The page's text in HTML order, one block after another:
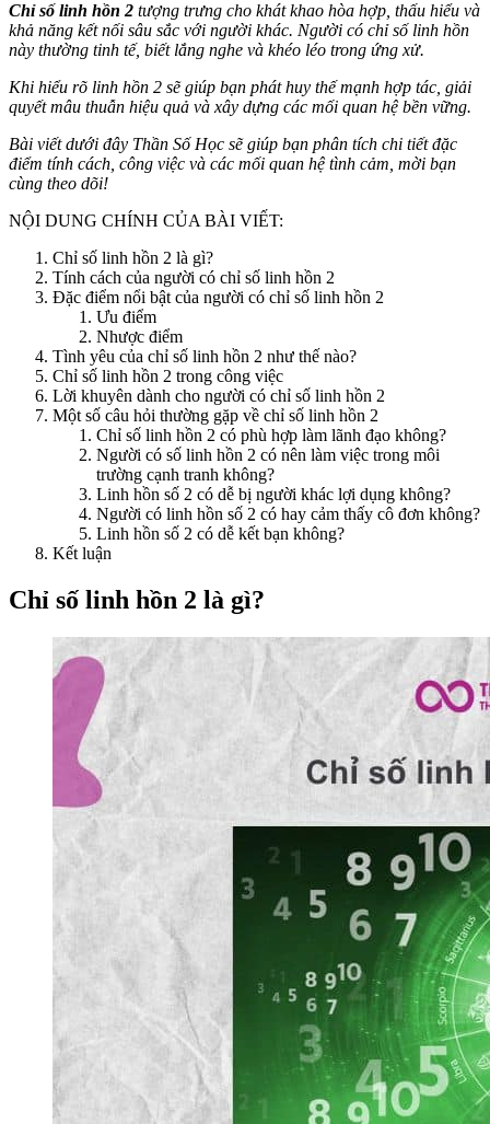
Chỉ số linh hồn 2 tượng trưng cho khát khao hòa hợp, thấu hiểu và
khả năng kết nối sâu sắc với người khác. Người có chỉ số linh hồn
này thường tinh tế, biết lắng nghe và khéo léo trong ứng xử.
Khi hiểu rõ linh hồn 2 sẽ giúp bạn phát huy thế mạnh hợp tác, giải
quyết mâu thuẫn hiệu quả và xây dựng các mối quan hệ bền vững.
Bài viết dưới đây Thần Số Học sẽ giúp bạn phân tích chi tiết đặc
điểm tính cách, công việc và các mối quan hệ tình cảm, mời bạn
cùng theo dõi!
NỘI DUNG CHÍNH CỦA BÀI VIẾT:
Chỉ số linh hồn 2 là gì?
Tính cách của người có chỉ số linh hồn 2
Đặc điểm nổi bật của người có chỉ số linh hồn 2
Ưu điểm
Nhược điểm
Tình yêu của chỉ số linh hồn 2 như thế nào?
Chỉ số linh hồn 2 trong công việc
Lời khuyên dành cho người có chỉ số linh hồn 2
Một số câu hỏi thường gặp về chỉ số linh hồn 2
Chỉ số linh hồn 2 có phù hợp làm lãnh đạo không?
Người có số linh hồn 2 có nên làm việc trong môi
trường cạnh tranh không?
Linh hồn số 2 có dễ bị người khác lợi dụng không?
Người có linh hồn số 2 có hay cảm thấy cô đơn không?
Linh hồn số 2 có dễ kết bạn không?
Kết luận
Chỉ số linh hồn 2 là gì?